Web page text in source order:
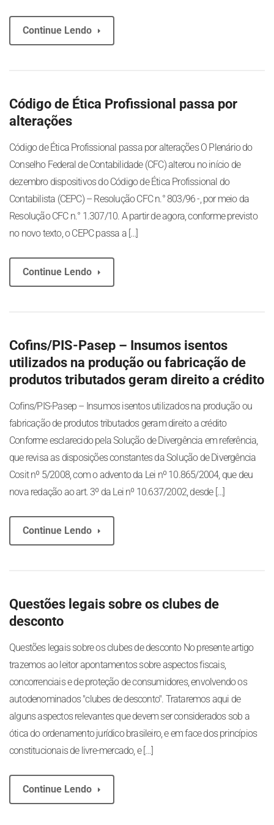
Continue Lendo
Código de Ética Profissional passa por
alterações
Código de Ética Profissional passa por alterações O Plenário do
Conselho Federal de Contabilidade (CFC) alterou no início de
dezembro dispositivos do Código de Ética Profissional do
Contabilista (CEPC) – Resolução CFC n.° 803/96 -, por meio da
Resolução CFC n.° 1.307/10. A partir de agora, conforme previsto
no novo texto, o CEPC passa a […]
Continue Lendo
Cofins/PIS-Pasep – Insumos isentos
utilizados na produção ou fabricação de
produtos tributados geram direito a crédito
Cofins/PIS-Pasep – Insumos isentos utilizados na produção ou
fabricação de produtos tributados geram direito a crédito
Conforme esclarecido pela Solução de Divergência em referência,
que revisa as disposições constantes da Solução de Divergência
Cosit nº 5/2008, com o advento da Lei nº 10.865/2004, que deu
nova redação ao art. 3º da Lei nº 10.637/2002, desde […]
Continue Lendo
Questões legais sobre os clubes de
desconto
Questões legais sobre os clubes de desconto No presente artigo
trazemos ao leitor apontamentos sobre aspectos fiscais,
concorrenciais e de proteção de consumidores, envolvendo os
autodenominados "clubes de desconto". Trataremos aqui de
alguns aspectos relevantes que devem ser considerados sob a
ótica do ordenamento jurídico brasileiro, e em face dos princípios
constitucionais de livre-mercado, e […]
Continue Lendo